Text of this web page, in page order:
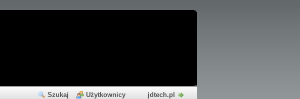
Szukaj Użytkownicy jdtech.pl